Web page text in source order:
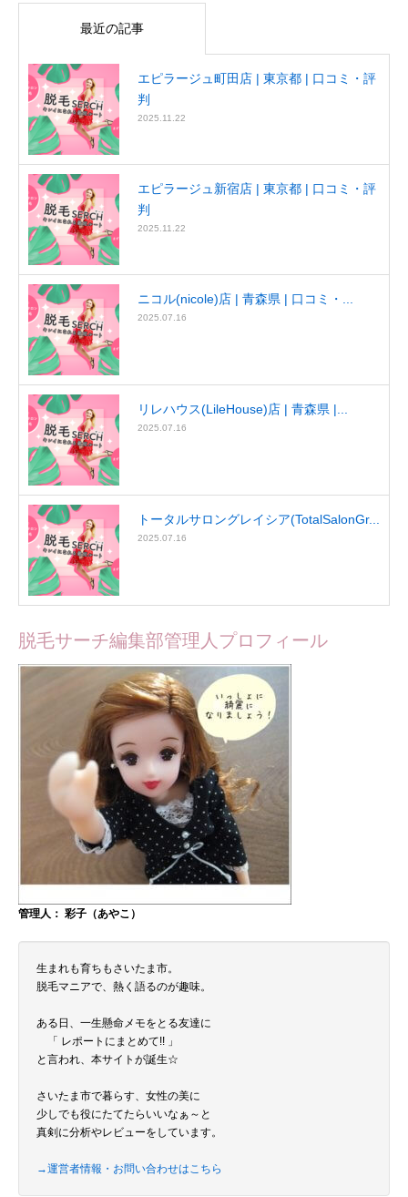
最近の記事
エピラージュ町田店 | 東京都 | 口コミ・評
判
2025.11.22
エピラージュ新宿店 | 東京都 | 口コミ・評
判
2025.11.22
ニコル(nicole)店 | 青森県 | 口コミ・...
2025.07.16
リレハウス(LileHouse)店 | 青森県 |...
2025.07.16
トータルサロングレイシア(TotalSalonGr...
2025.07.16
脱毛サーチ編集部管理人プロフィール
管理人： 彩子（あやこ）
生まれも育ちもさいたま市。
脱毛マニアで、熱く語るのが趣味。
ある日、一生懸命メモをとる友達に
「 レポートにまとめて!! 」
と言われ、本サイトが誕生☆
さいたま市で暮らす、女性の美に
少しでも役にたてたらいいなぁ～と
真剣に分析やレビューをしています。
→運営者情報・お問い合わせはこちら